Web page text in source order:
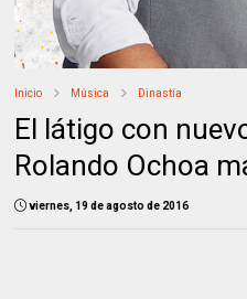
Inicio Música Dinastía
El látigo con
Rolando Ochoa
viernes, 19 de agosto de 2016